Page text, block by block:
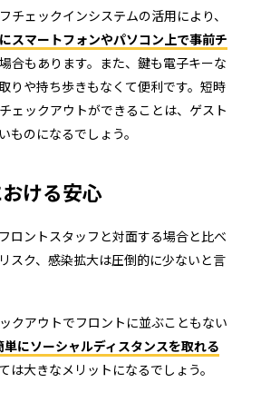
チェックインシステムの活用により、
スマートフォンやパソコン上で事前チ
場合もあります。また、鍵も電子キーな
りや持ち歩きもなくて便利です。短時
ェックアウトができることは、ゲスト
ものになるでしょう。
ける安心
ロントスタッフと対面する場合と比べ
スク、感染拡大は圧倒的に少ないと言
クアウトでフロントに並ぶこともない
にソーシャルディスタンスを取れる
は大きなメリットになるでしょう。